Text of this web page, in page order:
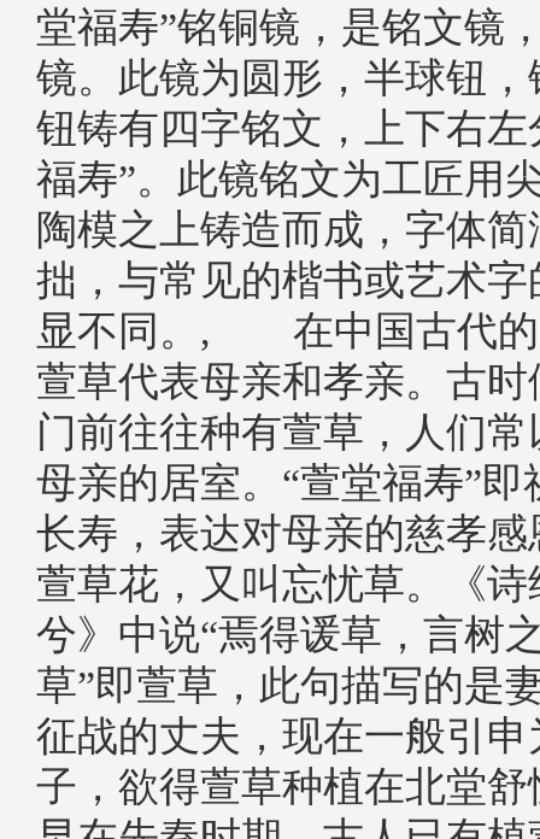
堂福寿”铭铜镜，是铭文镜
镜。此镜为圆形，半球钮
钮铸有四字铭文，上下右左
福寿”。此镜铭文为工匠用
陶模之上铸造而成，字体
拙，与常见的楷书或艺术
显不同。, 在中国古代的
萱草代表母亲和孝亲。古
门前往往种有萱草，人们
母亲的居室。“萱堂福寿”
长寿，表达对母亲的慈
萱草花，又叫忘忧草。《诗
兮》中说“焉得谖草，言树
草”即萱草，此句描写的是
征战的丈夫，现在一般引
子，欲得萱草种植在北堂